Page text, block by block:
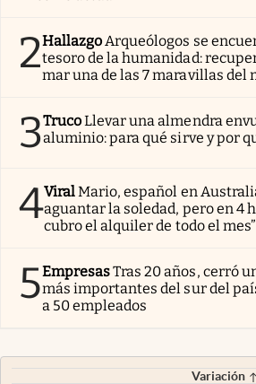
2Hallazgo Arqueólogos se
tesoro de la humanidad:
mar una de las 7 maravillas del
3TrucoLlevar una almendra
aluminio: para qué sirve y por
4ViralMario, español en
aguantar la soledad, pero en 4
cubro el alquiler de todo el mes”
5EmpresasTras 20 años, cerró
más importantes del sur del
a 50 empleados
Variación